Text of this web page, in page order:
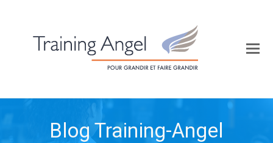
Blog Training-Angel